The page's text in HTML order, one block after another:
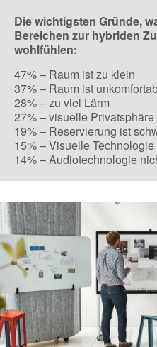
Die wichtigsten Gründe,
Bereichen zur hybriden
wohlfühlen:
47% – Raum ist zu klein
37% – Raum ist
28% – zu viel Lärm
27% – visuelle
19% – Reservierung ist
15% – Visuelle
14% – Audiotechnologie